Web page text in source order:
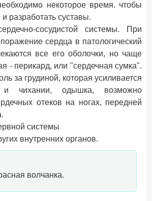
некоторое время. чтобы
разработать суставы.
сосудистой системы. При
сердца в патологический
все его оболочки, но чаще
- перикард, или "сердечная сумка".
за грудиной, которая усиливается
чихании, одышка, возможно
отеков на ногах, передней
системы
внутренних органов.
волчанка.